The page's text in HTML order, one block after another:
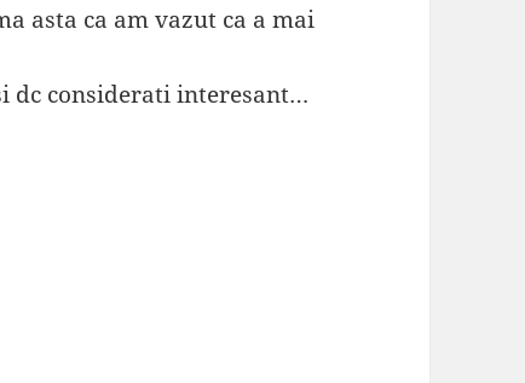
asta ca am vazut ca a mai
dc considerati interesant…